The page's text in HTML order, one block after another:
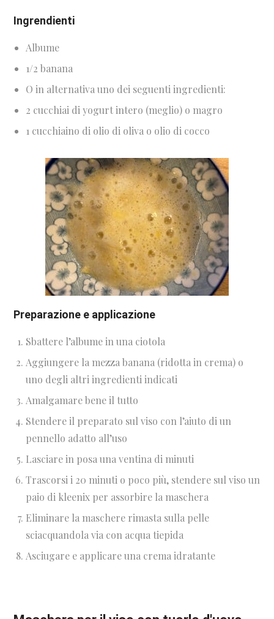
Ingrendienti
Albume
1/2 banana
O in alternativa uno dei seguenti ingredienti:
2 cucchiai di yogurt intero (meglio) o magro
1 cucchiaino di olio di oliva o olio di cocco
Preparazione e applicazione
Sbattere l’albume in una ciotola
Aggiungere la mezza banana (ridotta in crema) o
uno degli altri ingredienti indicati
Amalgamare bene il tutto
Stendere il preparato sul viso con l’aiuto di un
pennello adatto all’uso
Lasciare in posa una ventina di minuti
Trascorsi i 20 minuti o poco più, stendere sul viso un
paio di kleenix per assorbire la maschera
Eliminare la maschere rimasta sulla pelle
sciacquandola via con acqua tiepida
Asciugare e applicare una crema idratante